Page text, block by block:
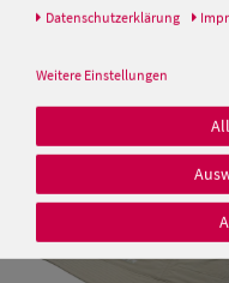
Damen Caps
Sonnenschild/Visor
Daten­schutz­erklärung
Weitere Einstellungen